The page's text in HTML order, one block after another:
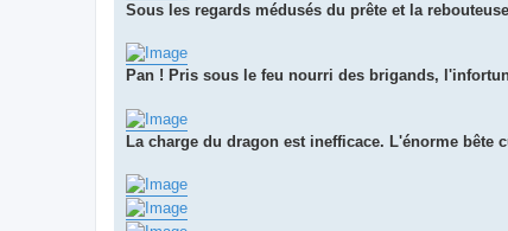
Sous les regards médusés du prête et la
Pan ! Pris sous le feu nourri des brigands,
La charge du dragon est inefficace. L'énorme bête